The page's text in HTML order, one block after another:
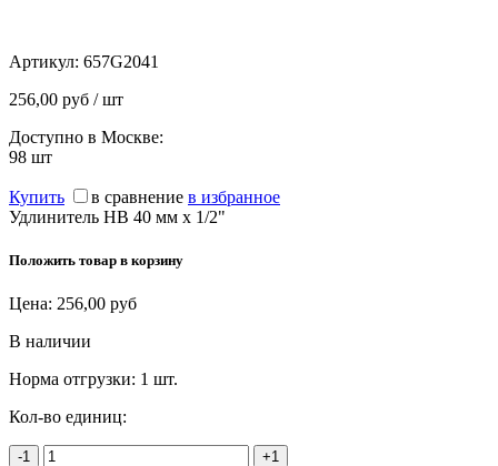
Артикул: 657G2041
256,00 руб / шт
Доступно в Москве:
98 шт
Купить в сравнение в избранное
Удлинитель НВ 40 мм х 1/2"
Положить товар в корзину
Цена: 256,00 руб
В наличии
Норма отгрузки: 1 шт.
Кол-во единиц:
-1 +1